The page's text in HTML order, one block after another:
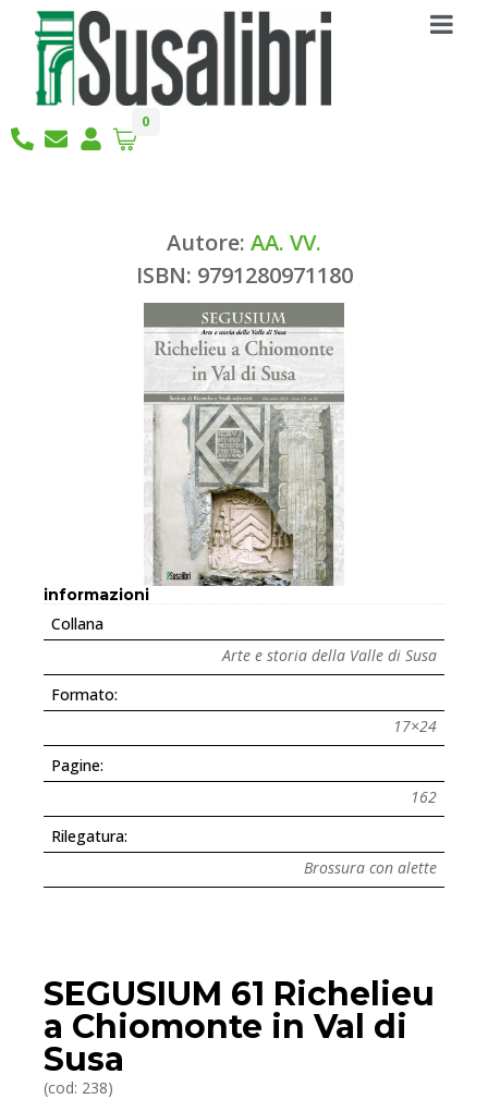
0
Autore: AA. VV.
ISBN: 9791280971180
informazioni
Collana
Arte e storia della Valle di Susa
Formato:
17×24
Pagine:
162
Rilegatura:
Brossura con alette
SEGUSIUM 61 Richelieu
a Chiomonte in Val di
Susa
(cod: 238)